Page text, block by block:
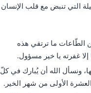
التي تنبض مع قلب الإنسان
الطّاعات ما ترتقي هذه
إلا غفرته يا خير مسؤول.
ونسأل الله أن يُبارك في كلّ
الأولى من شهر الخير.